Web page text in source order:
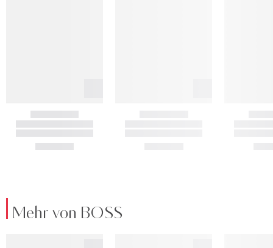
Mehr von BOSS